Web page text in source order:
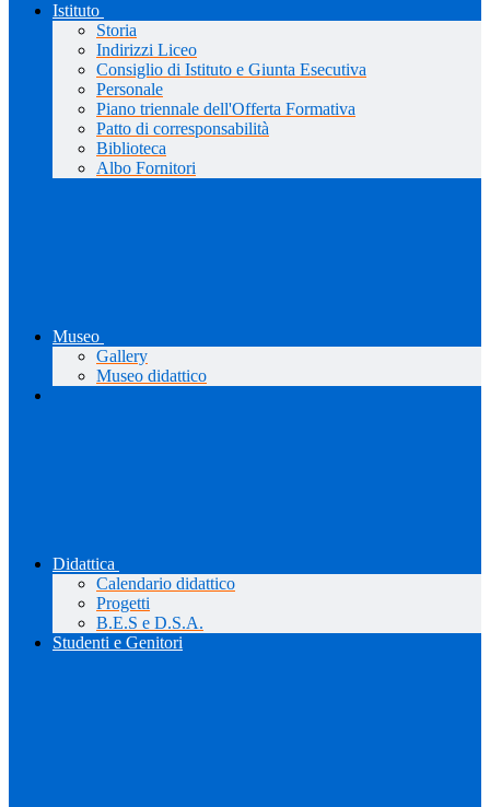
Istituto
Storia
Indirizzi Liceo
Consiglio di Istituto e Giunta Esecutiva
Personale
Piano triennale dell'Offerta Formativa
Patto di corresponsabilità
Biblioteca
Albo Fornitori
Museo
Gallery
Museo didattico
Didattica
Calendario didattico
Progetti
B.E.S e D.S.A.
Studenti e Genitori